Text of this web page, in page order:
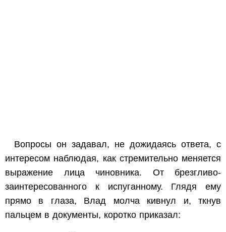
Вопросы он задавал, не дожидаясь ответа, с
интересом наблюдая, как стремительно меняется
выражение лица чиновника. От брезгливо-
заинтересованного к испуганному. Глядя ему
прямо в глаза, Влад молча кивнул и, ткнув
пальцем в документы, коротко приказал: